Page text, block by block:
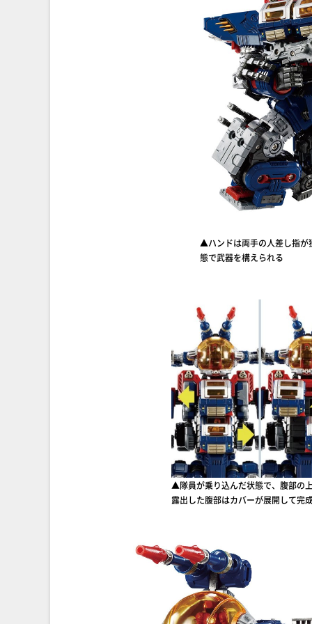
▲ハンドは両手の人差し指が
態で武器を構えられる
▲隊員が乗り込んだ状態で、腹部の
露出した腹部はカバーが展開して完